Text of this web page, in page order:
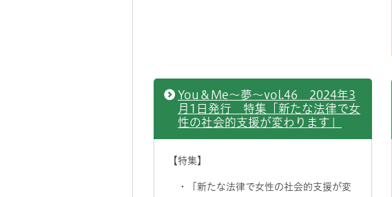
You＆Me～夢～vol.46 2024年3
月1日発行 特集「新たな法律で女
性の社会的支援が変わります」
【特集】
・「新たな法律で女性の社会的支援が変